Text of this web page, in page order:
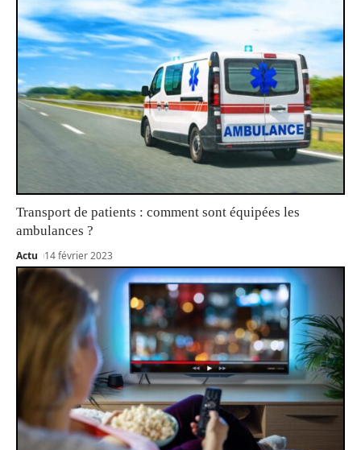
Transport de patients : comment sont équipées les
ambulances ?
Actu 14 février 2023